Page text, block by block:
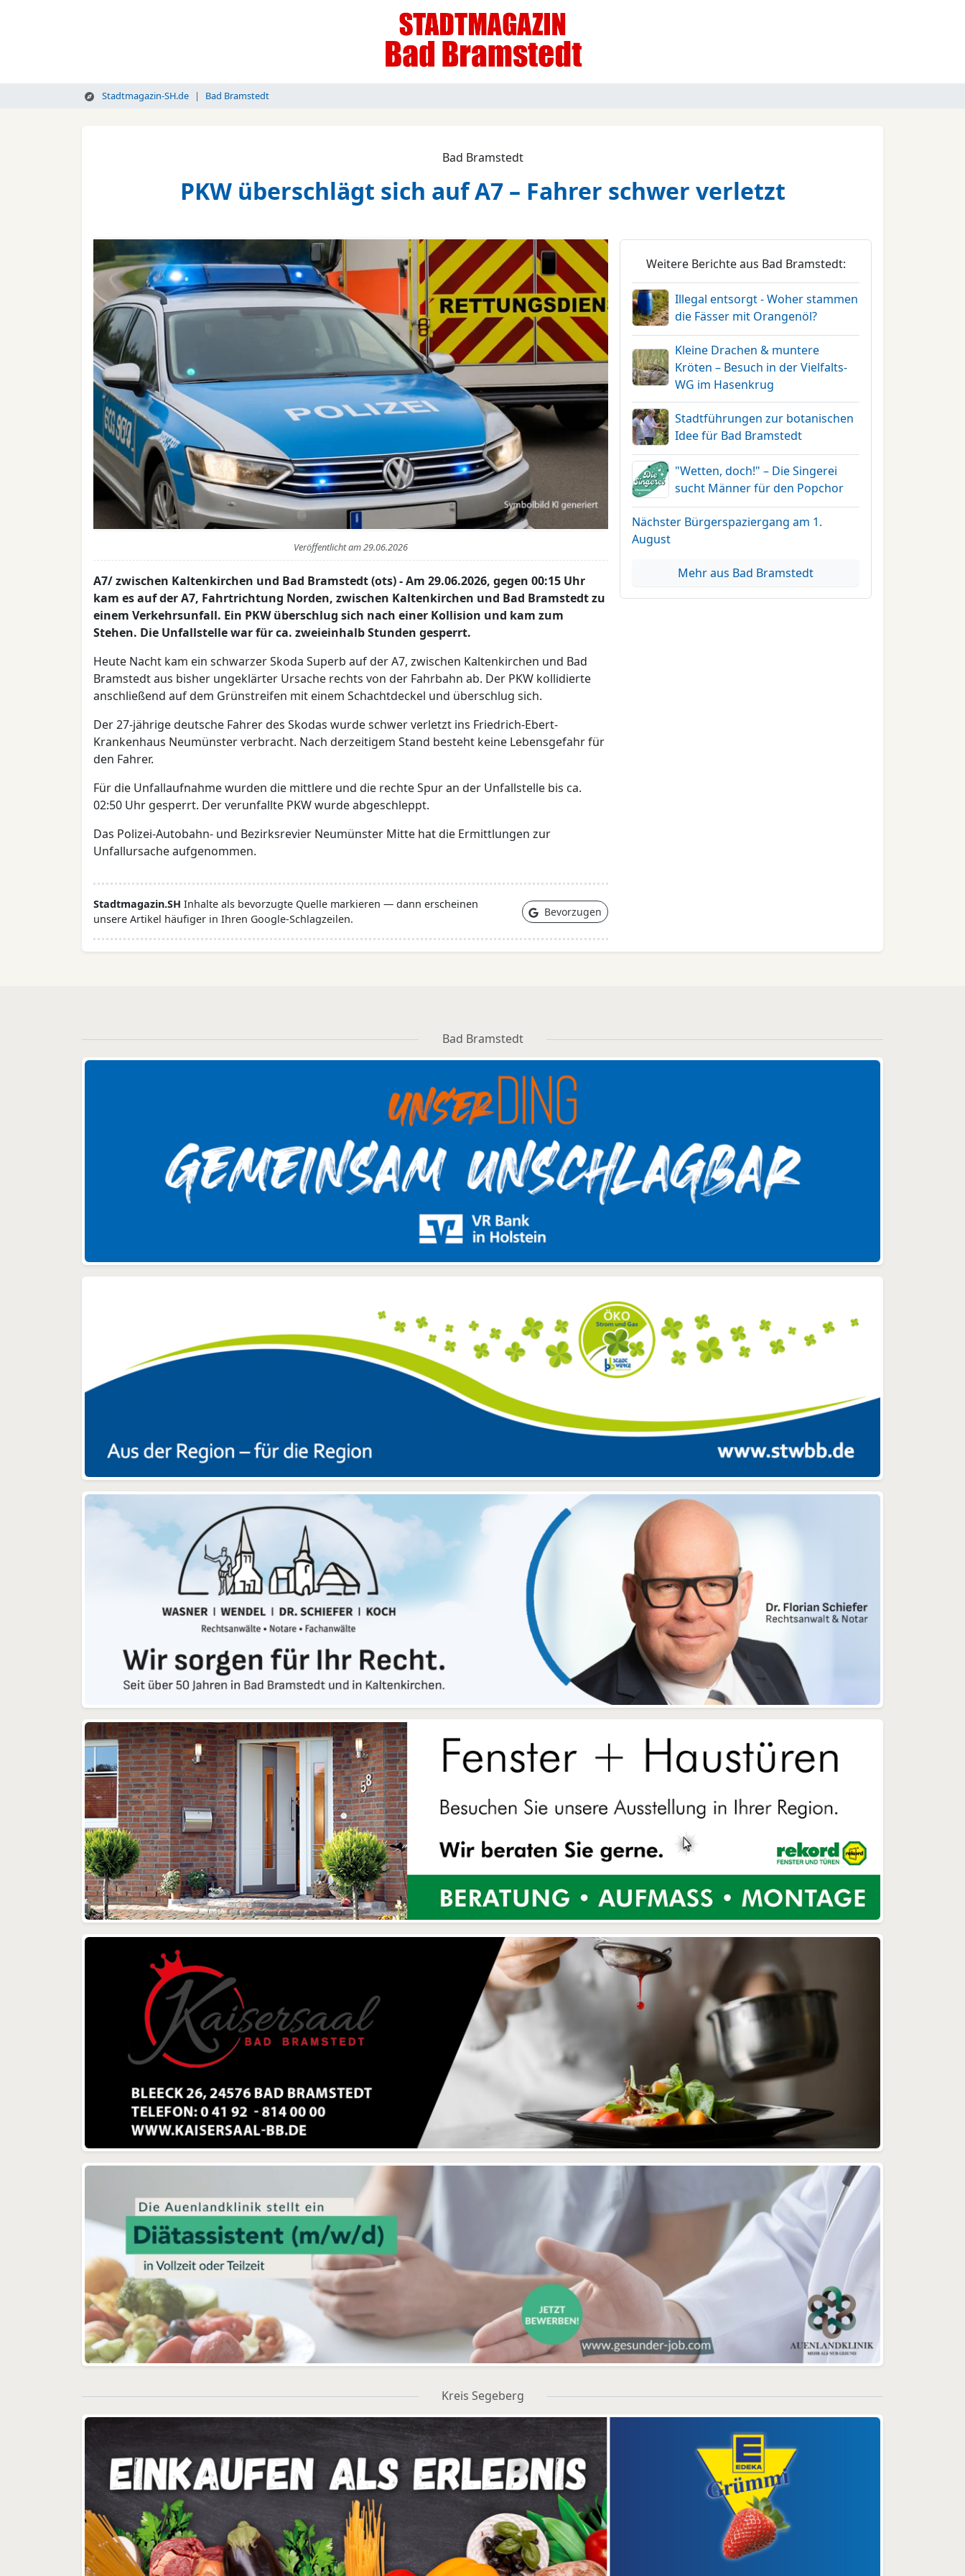
Stadtmagazin-SH.de Bad Bramstedt
Bad Bramstedt
PKW überschlägt sich auf A7 – Fahrer schwer verletzt
Veröffentlicht am29.06.2026
A7/ zwischen Kaltenkirchen und Bad Bramstedt (ots) - Am 29.06.2026, gegen 00:15 Uhr
kam es auf der A7, Fahrtrichtung Norden, zwischen Kaltenkirchen und Bad Bramstedt zu
einem Verkehrsunfall. Ein PKW überschlug sich nach einer Kollision und kam zum
Stehen. Die Unfallstelle war für ca. zweieinhalb Stunden gesperrt.
Heute Nacht kam ein schwarzer Skoda Superb auf der A7, zwischen Kaltenkirchen und Bad
Bramstedt aus bisher ungeklärter Ursache rechts von der Fahrbahn ab. Der PKW kollidierte
anschließend auf dem Grünstreifen mit einem Schachtdeckel und überschlug sich.
Der 27-jährige deutsche Fahrer des Skodas wurde schwer verletzt ins Friedrich-Ebert-
Krankenhaus Neumünster verbracht. Nach derzeitigem Stand besteht keine Lebensgefahr für
den Fahrer.
Für die Unfallaufnahme wurden die mittlere und die rechte Spur an der Unfallstelle bis ca.
02:50 Uhr gesperrt. Der verunfallte PKW wurde abgeschleppt.
Das Polizei-Autobahn- und Bezirksrevier Neumünster Mitte hat die Ermittlungen zur
Unfallursache aufgenommen.
Stadtmagazin.SH Inhalte als bevorzugte Quelle markieren — dann erscheinen
unsere Artikel häufiger in Ihren Google-Schlagzeilen.
Bevorzugen
Weitere Berichte aus Bad Bramstedt:
Illegal entsorgt - Woher stammen
die Fässer mit Orangenöl?
Kleine Drachen & muntere
Kröten – Besuch in der Vielfalts-
WG im Hasenkrug
Stadtführungen zur botanischen
Idee für Bad Bramstedt
"Wetten, doch!" – Die Singerei
sucht Männer für den Popchor
Nächster Bürgerspaziergang am 1.
August
Mehr aus Bad Bramstedt
Bad Bramstedt
Kreis Segeberg